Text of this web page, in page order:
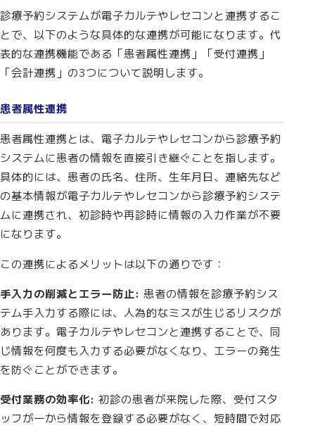
診療予約システムが電子カルテやレセコンと連携するこ
とで、以下のような具体的な連携が可能になります。代
表的な連携機能である「患者属性連携」「受付連携」
「会計連携」の3つについて説明します。
患者属性連携
患者属性連携とは、電子カルテやレセコンから診療予約
システムに患者の情報を直接引き継ぐことを指します。
具体的には、患者の氏名、住所、生年月日、連絡先など
の基本情報が電子カルテやレセコンから診療予約システ
ムに連携され、初診時や再診時に情報の入力作業が不要
になります。
この連携によるメリットは以下の通りです：
手入力の削減とエラー防止: 患者の情報を診療予約シス
テム手入力する際には、人為的なミスが生じるリスクが
あります。電子カルテやレセコンと連携することで、同
じ情報を何度も入力する必要がなくなり、エラーの発生
を防ぐことができます。
受付業務の効率化: 初診の患者が来院した際、受付スタ
ッフが一から情報を登録する必要がなく、短時間で対応